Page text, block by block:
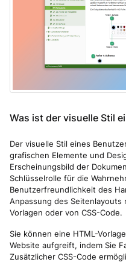
Was ist der visuelle Stil
Der visuelle Stil eines
grafischen Elemente und
Erscheinungsbild der
Schlüsselrolle für die
Benutzerfreundlichkeit des
Anpassung des Seitenlayouts
Vorlagen oder von CSS-Code.
Sie können eine HTML-
Website aufgreift, indem Sie
Zusätzlicher CSS-Code